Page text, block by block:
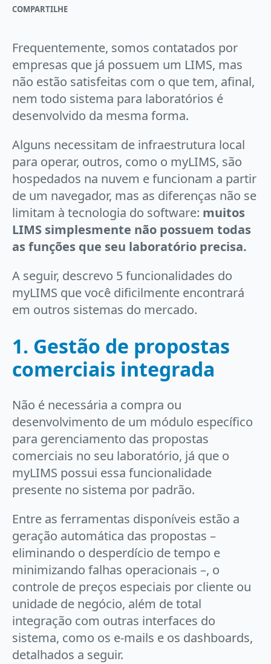
COMPARTILHE
Frequentemente, somos contatados por
empresas que já possuem um LIMS, mas
não estão satisfeitas com o que tem, afinal,
nem todo sistema para laboratórios é
desenvolvido da mesma forma.
Alguns necessitam de infraestrutura local
para operar, outros, como o myLIMS, são
hospedados na nuvem e funcionam a partir
de um navegador, mas as diferenças não se
limitam à tecnologia do software: muitos
LIMS simplesmente não possuem todas
as funções que seu laboratório precisa.
A seguir, descrevo 5 funcionalidades do
myLIMS que você dificilmente encontrará
em outros sistemas do mercado.
1. Gestão de propostas
comerciais integrada
Não é necessária a compra ou
desenvolvimento de um módulo específico
para gerenciamento das propostas
comerciais no seu laboratório, já que o
myLIMS possui essa funcionalidade
presente no sistema por padrão.
Entre as ferramentas disponíveis estão a
geração automática das propostas –
eliminando o desperdício de tempo e
minimizando falhas operacionais –, o
controle de preços especiais por cliente ou
unidade de negócio, além de total
integração com outras interfaces do
sistema, como os e-mails e os dashboards,
detalhados a seguir.